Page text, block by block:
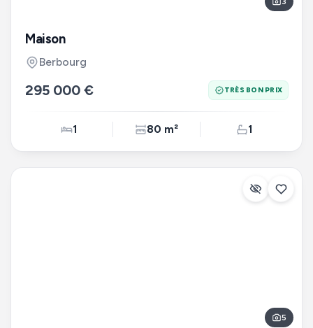
Maison
Berbourg
295 000 € TRÈS BON PRIX
1 80 m² 1
5